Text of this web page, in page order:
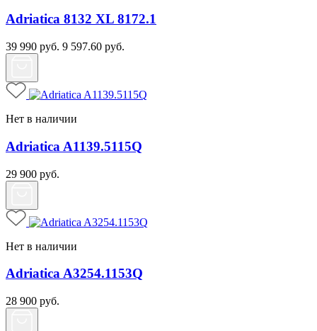
Adriatica 8132 XL 8172.1
39 990 руб. 9 597.60 руб.
Нет в наличии
Adriatica A1139.5115Q
29 900 руб.
Нет в наличии
Adriatica A3254.1153Q
28 900 руб.